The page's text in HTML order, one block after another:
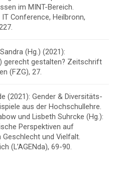
im MINT-Bereich.
Conference, Heilbronn,
(Hg.) (2021):
gerecht gestalten? Zeitschrift
(FZG), 27.
(2021): Gender & Diversitäts-
aus der Hochschullehre.
und Lisbeth Suhrcke (Hg.):
Perspektiven auf
und Vielfalt.
(L’AGENda), 69-90.